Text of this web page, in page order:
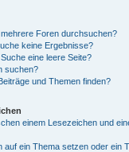
Foren durchsuchen?
keine Ergebnisse?
eine leere Seite?
suchen?
und Themen finden?
einem Lesezeichen und
auf ein Thema setzen oder ein